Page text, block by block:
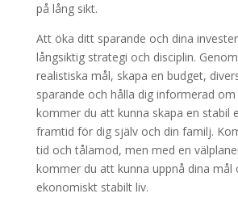
på lång sikt.
Att öka ditt sparande och dina
långsiktig strategi och disciplin.
realistiska mål, skapa en budget,
sparande och hålla dig informerad
kommer du att kunna skapa en stabil
framtid för dig själv och din familj.
tid och tålamod, men med en
kommer du att kunna uppnå dina mål
ekonomiskt stabilt liv.